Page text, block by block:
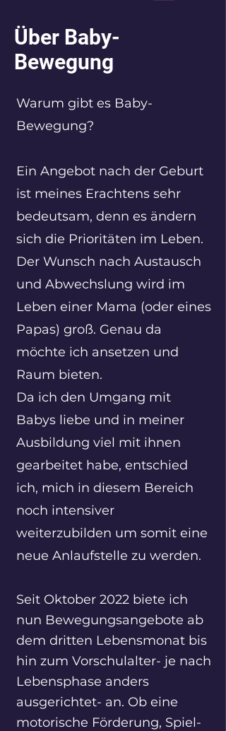
Über Baby-
Bewegung
Warum gibt es Baby-
Bewegung?
Ein Angebot nach der Geburt
ist meines Erachtens sehr
bedeutsam, denn es ändern
sich die Prioritäten im Leben.
Der Wunsch nach Austausch
und Abwechslung wird im
Leben einer Mama (oder eines
Papas) groß. Genau da
möchte ich ansetzen und
Raum bieten.
Da ich den Umgang mit
Babys liebe und in meiner
Ausbildung viel mit ihnen
gearbeitet habe, entschied
ich, mich in diesem Bereich
noch intensiver
weiterzubilden um somit eine
neue Anlaufstelle zu werden.
Seit Oktober 2022 biete ich
nun Bewegungsangebote ab
dem dritten Lebensmonat bis
hin zum Vorschulalter- je nach
Lebensphase anders
ausgerichtet- an. Ob eine
motorische Förderung, Spiel-